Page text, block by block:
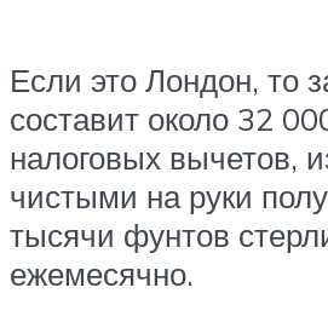
Если это Лондон, то
составит около 32
налоговых вычетов,
чистыми на руки
тысячи фунтов
ежемесячно.